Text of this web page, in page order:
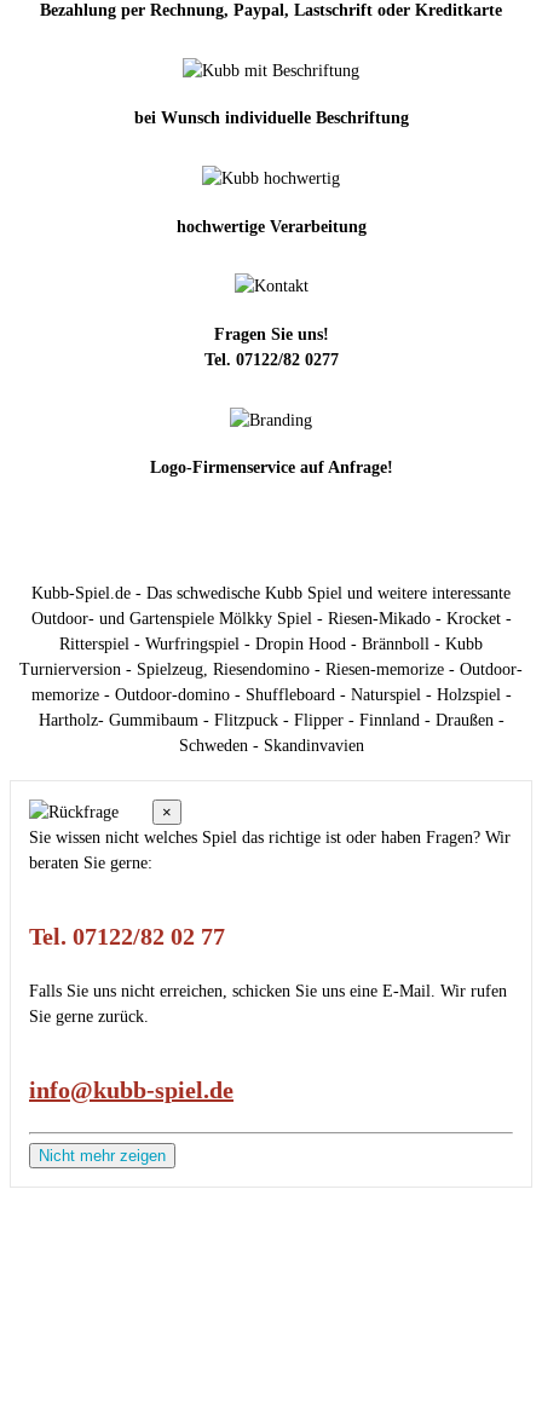
Bezahlung per Rechnung, Paypal, Lastschrift oder Kreditkarte
bei Wunsch individuelle Beschriftung
hochwertige Verarbeitung
Fragen Sie uns!
Tel. 07122/82 0277
Logo-Firmenservice auf Anfrage!
Kubb-Spiel.de - Das schwedische Kubb Spiel und weitere interessante
Outdoor- und Gartenspiele Mölkky Spiel - Riesen-Mikado - Krocket -
Ritterspiel - Wurfringspiel - Dropin Hood - Brännboll - Kubb
Turnierversion - Spielzeug, Riesendomino - Riesen-memorize - Outdoor-
memorize - Outdoor-domino - Shuffleboard - Naturspiel - Holzspiel -
Hartholz- Gummibaum - Flitzpuck - Flipper - Finnland - Draußen -
Schweden - Skandinvavien
×
Sie wissen nicht welches Spiel das richtige ist oder haben Fragen? Wir
beraten Sie gerne:
Tel. 07122/82 02 77
Falls Sie uns nicht erreichen, schicken Sie uns eine E-Mail. Wir rufen
Sie gerne zurück.
info@kubb-spiel.de
Nicht mehr zeigen